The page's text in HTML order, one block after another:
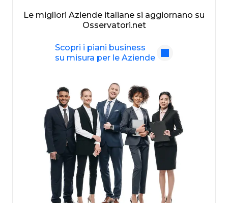
Le migliori Aziende italiane si aggiornano su
Osservatori.net
Scopri i piani business
su misura per le Aziende